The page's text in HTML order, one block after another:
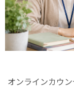
オンラインカウ